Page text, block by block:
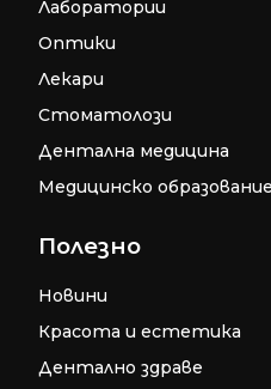
Лаборатории
Оптики
Лекари
Стоматолози
Дентална медицина
Медицинско образование
Полезно
Новини
Красота и естетика
Дентално здраве